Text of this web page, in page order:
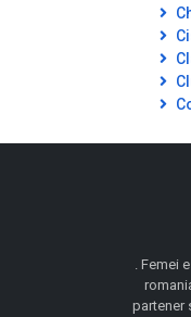
. Femei
partener